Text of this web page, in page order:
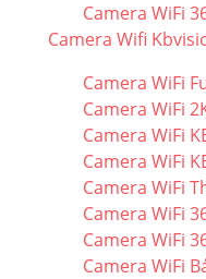
Camera WiFi
Camera Wifi
Camera WiFi
Camera WiFi
Camera WiFi
Camera WiFi
Camera WiFi
Camera WiFi
Camera WiFi
Camera WiFi